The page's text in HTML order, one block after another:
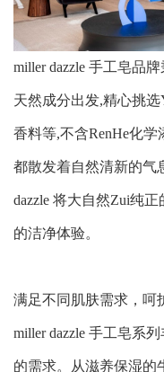
miller dazzle 手工皂品
天然成分出发,精心挑选
香料等,不含RenHe化
都散发着自然清新的气
dazzle 将大自然Zui纯
的洁净体验。
满足不同肌肤需求，呵
miller dazzle 手工皂系
的需求。从滋养保湿的